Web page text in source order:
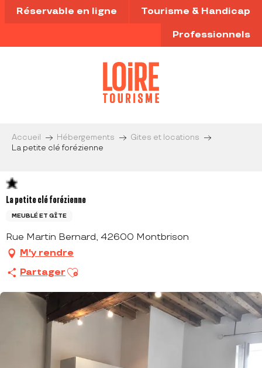
Aller
au
principal
Réservable en ligne Tourisme & Handicap
Professionnels
Accueil Hébergements
Gites et locations
La petite clé forézienne
La petite clé forézienne
MEUBLÉ ET GÎTE
Rue Martin Bernard, 42600 Montbrison
M'y rendre
Partager Ajouter aux favoris